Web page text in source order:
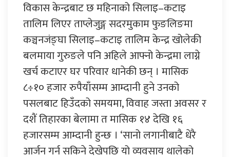
विकास केन्द्रबाट छ महिनाको सिलाइ–कटाइ
तालिम लिएर ताप्लेजुङ्ग सदरमुकाम फुङलिङमा
कञ्चनजंङ्घा सिलाइ–कटाइ तालिम केन्द्र खोलेकी
बलमाया गुरुङले पनि अहिले आफ्नो केन्द्रमा लाग्ने
खर्च कटाएर घर परिवार धानेकी छन् । मासिक
८÷१० हजार रुपैयाँसम्म आम्दानी हुने उनको
पसलबाट हिउँदको समयमा, विवाह जस्ता अवसर र
दशैं तिहारका बेलामा त मासिक १४ देखि १६
हजारसम्म आम्दानी हुन्छ । ‘सानो लगानीबाटै धेरै
आर्जन गर्न सकिने देखेपछि यो व्यवसाय थालेको